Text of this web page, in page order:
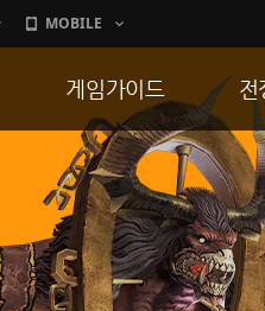
MOBILE
게임가이드
게임 특징
서버가이드
신병훈련소
세부가이드
전
통
공